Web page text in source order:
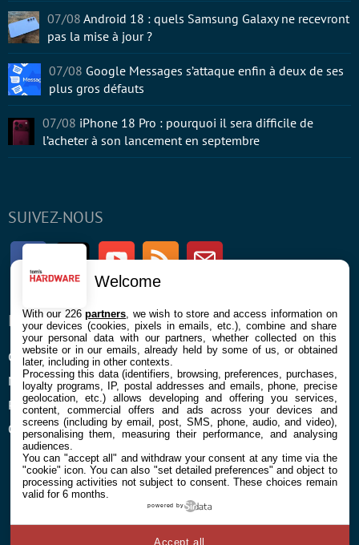
SUIVEZ-NOUS
FacebookTwitter Youtube RSS Newsletter
ENTREPRISE
Confidentialité et Cookies
Mentions légales et CGU
Préférences Cookies
Qui sommes nous
À PROPOS
Contact
© 2026 Galaxie Media Tous droits réservés
07/08 Android 18 : quels Samsung Galaxy ne recevront
pas la mise à jour ?
07/08 Google Messages s’attaque enfin à deux de ses
plus gros défauts
07/08 iPhone 18 Pro : pourquoi il sera difficile de
l’acheter à son lancement en septembre
Welcome
With our 226partners , we wish to store and access information on
your devices (cookies, pixels in emails, etc.), combine and share
your personal data with our partners, whether collected on this
website or in our emails, already held by some of us, or obtained
later, including in other contexts.
Processing this data (identifiers, browsing, preferences, purchases,
loyalty programs, IP, postal addresses and emails, phone, precise
geolocation, etc.) allows developing and offering you services,
content, commercial offers and ads across your devices and
screens (including by email, post, SMS, phone, audio, and video),
personalising them, measuring their performance, and analysing
audiences.
You can "accept all" and withdraw your consent at any time via the
"cookie" icon. You can also "set detailed preferences" and object to
processing activities not subject to consent. These choices remain
valid for 6 months.
powered by
Accept all